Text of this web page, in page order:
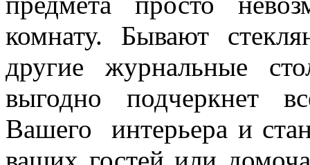
комнату. Бывают
другие журнальные
выгодно подчеркнет
Вашего интерьера и